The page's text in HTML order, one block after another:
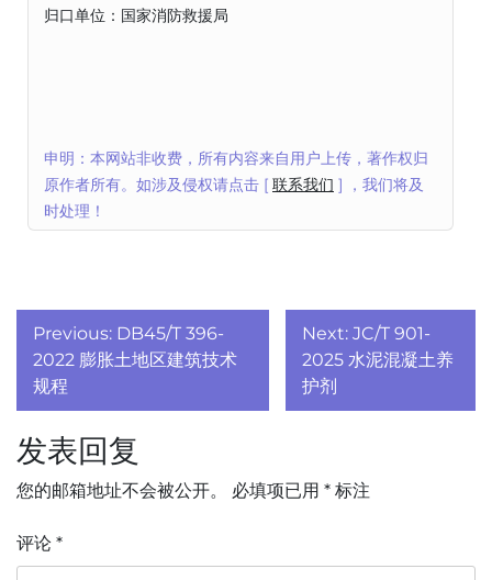
归口单位：国家消防救援局
申明：本网站非收费，所有内容来自用户上传，著作权归
原作者所有。如涉及侵权请点击 [ 联系我们 ] ，我们将及
时处理！
文
章
导
航
Previous: DB45/T 396-
2022 膨胀土地区建筑技术
规程
Next: JC/T 901-
2025 水泥混凝土养
护剂
发表回复
您的邮箱地址不会被公开。 必填项已用 * 标注
评论 *